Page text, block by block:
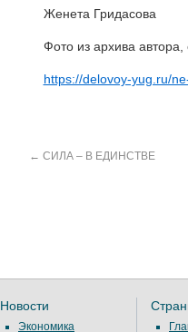
Женета Гридасова
Фото из архива
https://delovoy-yug.ru/
← СИЛА – В ЕДИНСТВЕ
Новости
Экономика